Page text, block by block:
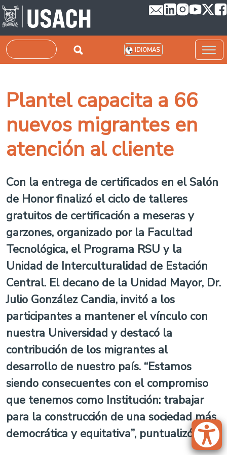
Pasar al contenido principal
Buscar IDIOMAS
Plantel capacita a 66
nuevos migrantes en
atención al cliente
Con la entrega de certificados en el Salón
de Honor finalizó el ciclo de talleres
gratuitos de certificación a meseras y
garzones, organizado por la Facultad
Tecnológica, el Programa RSU y la
Unidad de Interculturalidad de Estación
Central. El decano de la Unidad Mayor, Dr.
Julio González Candia, invitó a los
participantes a mantener el vínculo con
nuestra Universidad y destacó la
contribución de los migrantes al
desarrollo de nuestro país. “Estamos
siendo consecuentes con el compromiso
que tenemos como Institución: trabajar
para la construcción de una sociedad más
democrática y equitativa”, puntualizó.